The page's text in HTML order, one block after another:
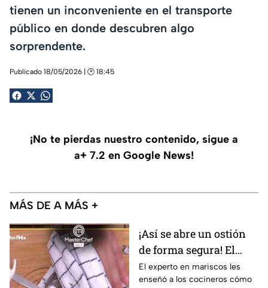
tienen un inconveniente en el transporte
público en donde descubren algo
sorprendente.
Publicado 18/05/2026 | 🕑 18:45
¡No te pierdas nuestro contenido, sigue a
a+ 7.2 en Google News!
MÁS DE A MÁS +
¡Así se abre un ostión
de forma segura! El
truco del Chef Alberto
Collarte para no
El experto en mariscos les
enseñó a los cocineros cómo